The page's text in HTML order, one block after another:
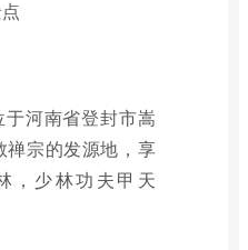
于河南省登封市嵩
禅宗的发源地，享
，少林功夫甲天